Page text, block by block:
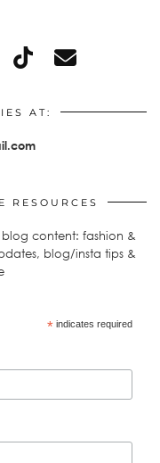
AT:
RESOURCES
blog content: fashion &
blog/insta tips &
*indicates required